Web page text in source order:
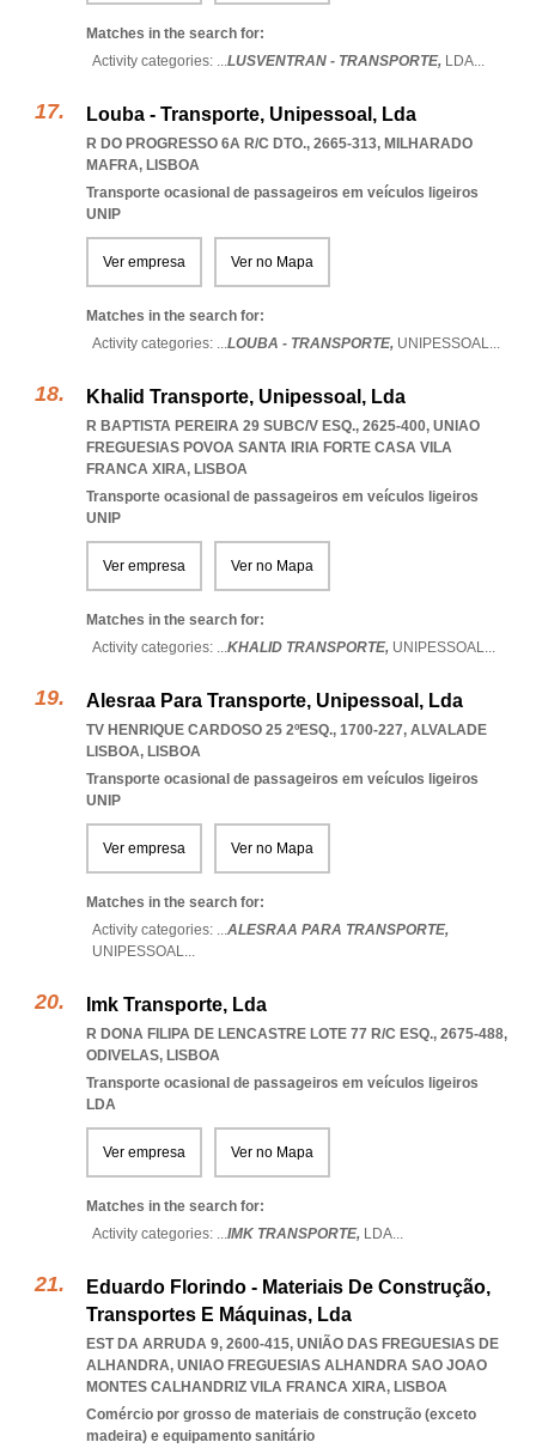
Matches in the search for:
Activity categories: ...LUSVENTRAN - TRANSPORTE, LDA...
Louba - Transporte, Unipessoal, Lda
R DO PROGRESSO 6A R/C DTO., 2665-313, MILHARADO
MAFRA, LISBOA
Transporte ocasional de passageiros em veículos ligeiros
UNIP
Ver empresa Ver no Mapa
Matches in the search for:
Activity categories: ...LOUBA - TRANSPORTE, UNIPESSOAL...
Khalid Transporte, Unipessoal, Lda
R BAPTISTA PEREIRA 29 SUBC/V ESQ., 2625-400, UNIAO
FREGUESIAS POVOA SANTA IRIA FORTE CASA VILA
FRANCA XIRA, LISBOA
Transporte ocasional de passageiros em veículos ligeiros
UNIP
Ver empresa Ver no Mapa
Matches in the search for:
Activity categories: ...KHALID TRANSPORTE, UNIPESSOAL...
Alesraa Para Transporte, Unipessoal, Lda
TV HENRIQUE CARDOSO 25 2ºESQ., 1700-227, ALVALADE
LISBOA, LISBOA
Transporte ocasional de passageiros em veículos ligeiros
UNIP
Ver empresa Ver no Mapa
Matches in the search for:
Activity categories: ...ALESRAA PARA TRANSPORTE,
UNIPESSOAL...
Imk Transporte, Lda
R DONA FILIPA DE LENCASTRE LOTE 77 R/C ESQ., 2675-488,
ODIVELAS, LISBOA
Transporte ocasional de passageiros em veículos ligeiros
LDA
Ver empresa Ver no Mapa
Matches in the search for:
Activity categories: ...IMK TRANSPORTE, LDA...
Eduardo Florindo - Materiais De Construção,
Transportes E Máquinas, Lda
EST DA ARRUDA 9, 2600-415, UNIÃO DAS FREGUESIAS DE
ALHANDRA, UNIAO FREGUESIAS ALHANDRA SAO JOAO
MONTES CALHANDRIZ VILA FRANCA XIRA, LISBOA
Comércio por grosso de materiais de construção (exceto
madeira) e equipamento sanitário